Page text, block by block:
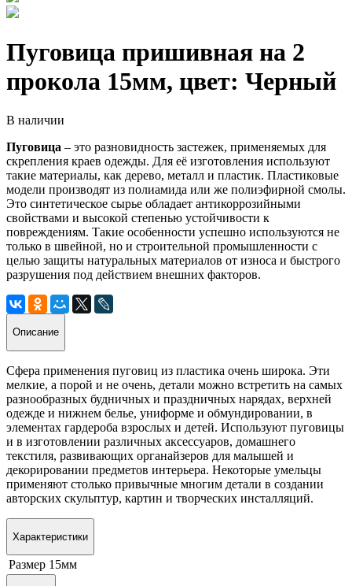
Пуговица пришивная на 2
прокола 15мм, цвет: Черный
В наличии
Пуговица – это разновидность застежек, применяемых для
скрепления краев одежды. Для её изготовления используют
такие материалы, как дерево, металл и пластик. Пластиковые
модели производят из полиамида или же полиэфирной смолы.
Это синтетическое сырье обладает антикоррозийными
свойствами и высокой степенью устойчивости к
повреждениям. Такие особенности успешно используются не
только в швейной, но и строительной промышленности с
целью защиты натуральных материалов от износа и быстрого
разрушения под действием внешних факторов.
Описание
Сфера применения пуговиц из пластика очень широка. Эти
мелкие, а порой и не очень, детали можно встретить на самых
разнообразных будничных и праздничных нарядах, верхней
одежде и нижнем белье, униформе и обмундировании, в
элементах гардероба взрослых и детей. Используют пуговицы
и в изготовлении различных аксессуаров, домашнего
текстиля, развивающих органайзеров для малышей и
декорировании предметов интерьера. Некоторые умельцы
применяют столько привычные многим детали в создании
авторских скульптур, картин и творческих инсталляций.
Характеристики
Размер 15мм